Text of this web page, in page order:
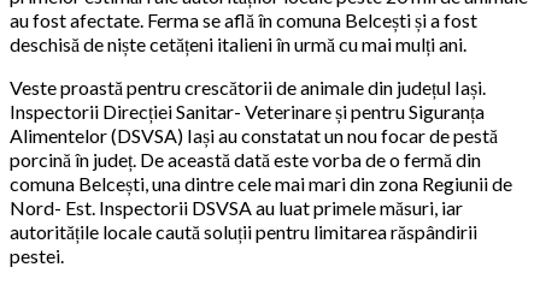
au fost afectate. Ferma se află în comuna Belcești și a fost
deschisă de niște cetățeni italieni în urmă cu mai mulți ani.
Veste proastă pentru crescătorii de animale din județul Iași.
Inspectorii Direcției Sanitar- Veterinare și pentru Siguranța
Alimentelor (DSVSA) Iași au constatat un nou focar de pestă
porcină în județ. De această dată este vorba de o fermă din
comuna Belcești, una dintre cele mai mari din zona Regiunii de
Nord- Est. Inspectorii DSVSA au luat primele măsuri, iar
autoritățile locale caută soluții pentru limitarea răspândirii
pestei.